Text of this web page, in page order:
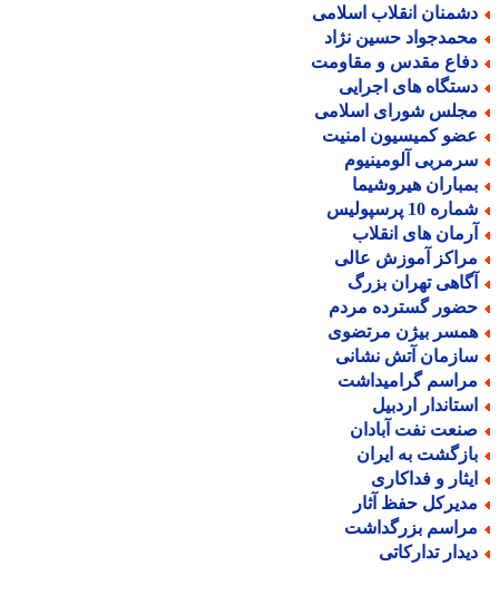
انقلاب اسلامی
حسین نژاد
مقدس و مقاومت
های اجرایی
شورای اسلامی
کمیسیون امنیت
آلومینیوم
هیروشیما
10 پرسپولیس
های انقلاب
آموزش عالی
تهران بزرگ
گسترده مردم
بیژن مرتضوی
آتش نشانی
گرامیداشت
اردبیل
نفت آبادان
به ایران
و فداکاری
حفظ آثار
بزرگداشت
تدارکاتی